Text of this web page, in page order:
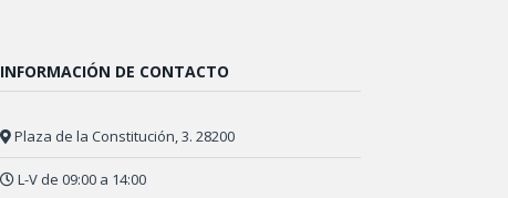
INFORMACIÓN DE CONTACTO
Plaza de la Constitución, 3. 28200
L-V de 09:00 a 14:00